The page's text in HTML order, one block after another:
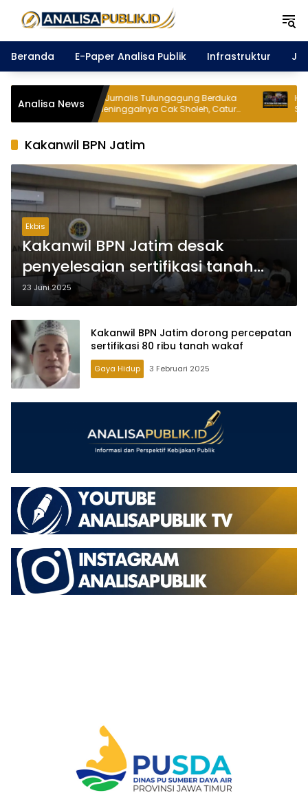
Beranda
E-Paper Analisa Publik Infrastruktur
Analisa News
Aliansi Jurnalis Tulungagung Berduka
atas Meninggalnya Cak Sholeh, Catur
Santoso: “Beliau Pejuang Keadilan yang
HUT Ke-9
Surabaya
Sosial untuk
Kakanwil BPN Jatim
Ekbis
Kakanwil BPN Jatim desak
penyelesaian sertifikasi tanah
tuntas
23 Juni 2025
Kakanwil BPN Jatim dorong percepatan
sertifikasi 80 ribu tanah wakaf
Gaya Hidup 3 Februari 2025